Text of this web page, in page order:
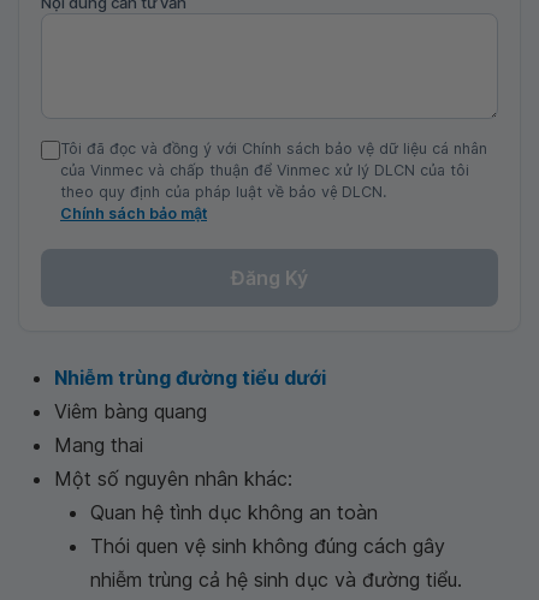
Tôi đã đọc và đồng ý với Chính sách bảo vệ dữ liệu cá nhân
của Vinmec và chấp thuận để Vinmec xử lý DLCN của tôi
theo quy định của pháp luật về bảo vệ DLCN.
Chính sách bảo mật
Đăng Ký
Nhiễm trùng đường tiểu dưới
Viêm bàng quang
Mang thai
Một số nguyên nhân khác:
Quan hệ tình dục không an toàn
Thói quen vệ sinh không đúng cách gây
nhiễm trùng cả hệ sinh dục và đường tiểu.